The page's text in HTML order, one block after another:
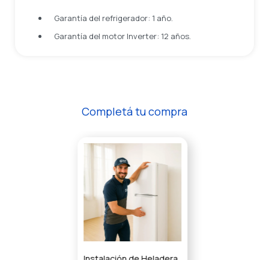
Garantía del refrigerador: 1 año.
Garantía del motor Inverter: 12 años.
Completá tu compra